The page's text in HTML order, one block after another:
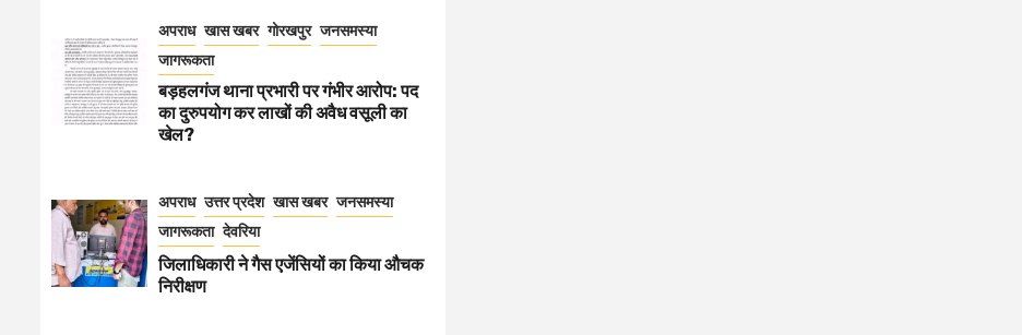
अपराध खास खबर गोरखपुर जनसमस्या
जागरूकता
बड़हलगंज थाना प्रभारी पर गंभीर आरोप: पद
का दुरुपयोग कर लाखों की अवैध वसूली का
खेल?
अपराध उत्तर प्रदेश खास खबर जनसमस्या
जागरूकता देवरिया
जिलाधिकारी ने गैस एजेंसियों का किया औचक
निरीक्षण